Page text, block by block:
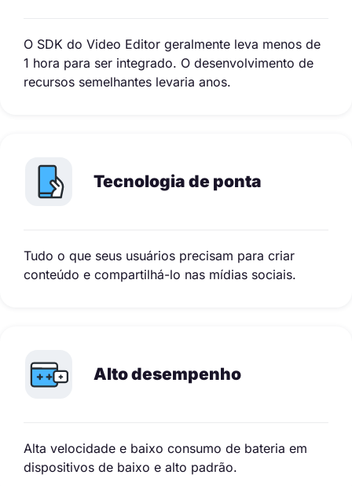
O SDK do Video Editor geralmente leva menos de
1 hora para ser integrado. O desenvolvimento de
recursos semelhantes levaria anos.
Tecnologia de ponta
Tudo o que seus usuários precisam para criar
conteúdo e compartilhá-lo nas mídias sociais.
Alto desempenho
Alta velocidade e baixo consumo de bateria em
dispositivos de baixo e alto padrão.